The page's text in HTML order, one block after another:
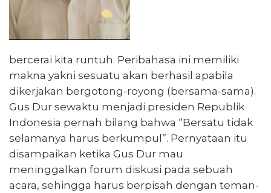
bercerai kita runtuh. Peribahasa ini memiliki
makna yakni sesuatu akan berhasil apabila
dikerjakan bergotong-royong (bersama-sama).
Gus Dur sewaktu menjadi presiden Republik
Indonesia pernah bilang bahwa “Bersatu tidak
selamanya harus berkumpul”. Pernyataan itu
disampaikan ketika Gus Dur mau
meninggalkan forum diskusi pada sebuah
acara, sehingga harus berpisah dengan teman-